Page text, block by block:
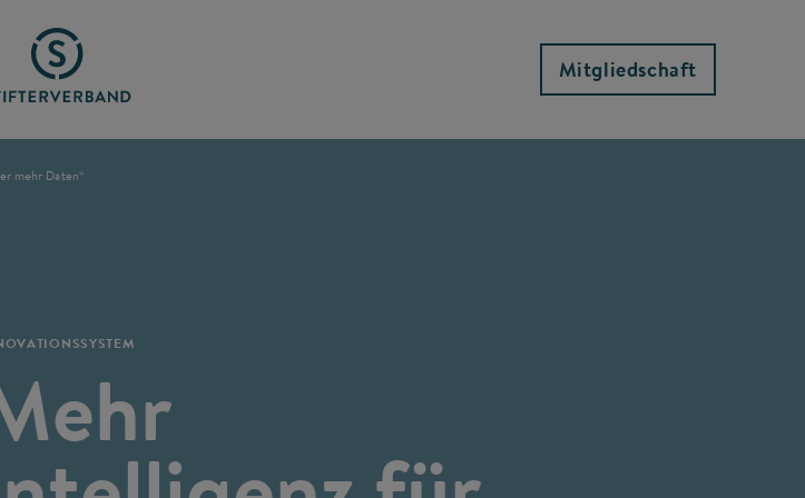
Mitgliedschaft
mehr Daten“